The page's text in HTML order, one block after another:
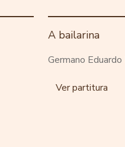
A bailarina
Germano
Ver partitura